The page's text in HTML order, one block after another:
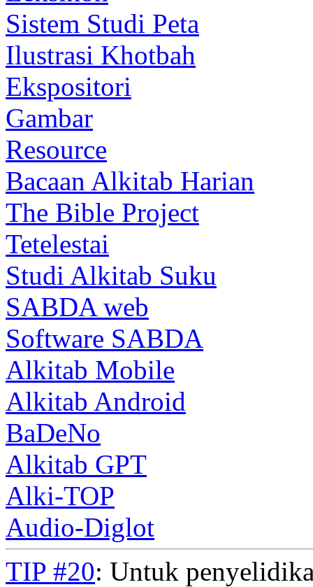
Sistem Studi Peta
Ilustrasi Khotbah
Ekspositori
Gambar
Resource
Bacaan Alkitab Harian
The Bible Project
Tetelestai
Studi Alkitab Suku
SABDA web
Software SABDA
Alkitab Mobile
Alkitab Android
BaDeNo
Alkitab GPT
Alki-TOP
Audio-Diglot
TIP #20: Untuk